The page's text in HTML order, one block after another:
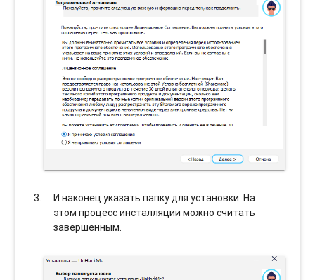
И наконец указать папку для установки. На
этом процесс инсталляции можно считать
завершенным.